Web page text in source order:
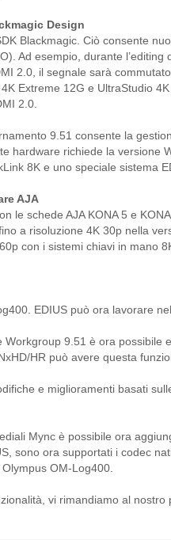
Design
Blackmagic. Ciò consente
Ad esempio, durante
2.0, il segnale sarà
Extreme 12G e UltraStudio
2.0.
9.51 consente la
hardware richiede la versione
8K e uno speciale sistema
AJA
le schede AJA KONA 5 e
a risoluzione 4K 30p nella
con i sistemi chiavi in mano
EDIUS può ora lavorare
9.51 è ora possibile
HR può avere questa
e miglioramenti basati
Mync è possibile ora
sono ora supportati i codec
OM-Log400.
vi rimandiamo al nostro